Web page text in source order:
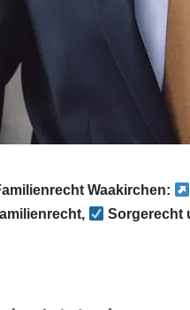
Waakirchen:
Sorgerecht